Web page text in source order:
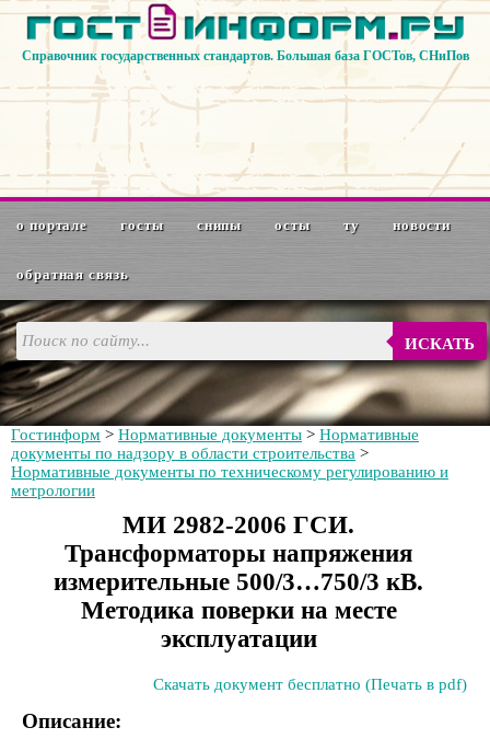
Справочник государственных стандартов. Большая база ГОСТов, СНиПов
о портале госты снипы осты ту новости
обратная связь
ИСКАТЬ
Гостинформ > Нормативные документы > Нормативные
документы по надзору в области строительства >
Нормативные документы по техническому регулированию и
метрологии
МИ 2982-2006 ГСИ.
Трансформаторы напряжения
измерительные 500/3…750/3 кВ.
Методика поверки на месте
эксплуатации
Скачать документ бесплатно (Печать в pdf)
Описание: